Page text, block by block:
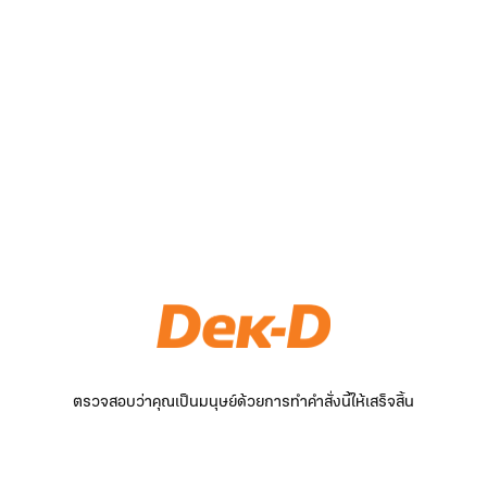
ตรวจสอบว่าคุณเป็นมนุษย์ด้วยการทำคำสั่งนี้ให้เสร็จสิ้น